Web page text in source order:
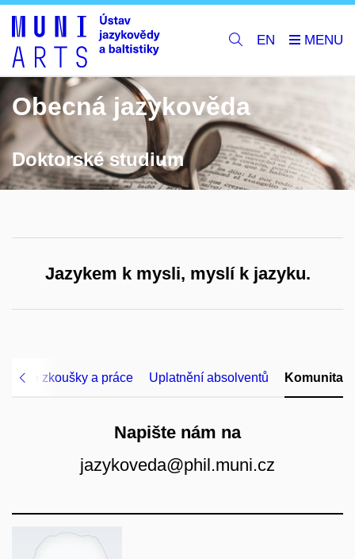
EN
Obecná jazykověda
Doktorské studium
Jazykem k mysli, myslí k jazyku.
zkoušky a práce Uplatnění absolventů Komunita
Napište nám na
jazykoveda@phil.muni.cz